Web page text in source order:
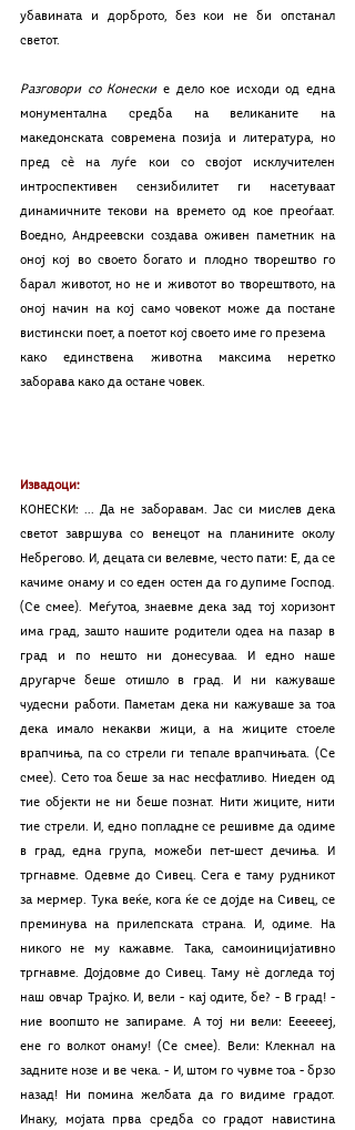
убавината и дорброто, без кои не би опстанал
светот.
Разговори со Конески е дело кое исходи од една
монументална средба на великаните на
македонската современа позија и литература, но
пред сѐ на луѓе кои со својот исклучителен
интроспективен сензибилитет ги насетуваат
динамичните текови на времето од кое преоѓаат.
Воедно, Андреевски создава оживен паметник на
оној кој во своето богато и плодно творештво го
барал животот, но не и животот во творештвото, на
оној начин на кој само човекот може да постане
вистински поет, а поетот кој своето име го презема
како единствена животна максима неретко
заборава како да остане човек.
Извадоци:
КОНЕСКИ: ... Да не заборавам. Јас си мислев дека
светот завршува со венецот на планините околу
Небрегово. И, децата си велевме, често пати: Е, да се
качиме онаму и со еден остен да го дупиме Господ.
(Се смее). Меѓутоа, знаевме дека зад тој хоризонт
има град, зашто нашите родители одеа на пазар в
град и по нешто ни донесуваа. И едно наше
другарче беше отишло в град. И ни кажуваше
чудесни работи. Паметам дека ни кажуваше за тоа
дека имало некакви жици, а на жиците стоеле
врапчиња, па со стрели ги тепале врапчињата. (Се
смее). Сето тоа беше за нас несфатливо. Ниеден од
тие објекти не ни беше познат. Нити жиците, нити
тие стрели. И, едно попладне се решивме да одиме
в град, една група, можеби пет-шест дечиња. И
тргнавме. Одевме до Сивец. Сега е таму рудникот
за мермер. Тука веќе, кога ќе се дојде на Сивец, се
преминува на прилепската страна. И, одиме. На
никого не му кажавме. Така, самоиницијативно
тргнавме. Дојдовме до Сивец. Таму нè догледа тој
наш овчар Трајко. И, вели - кај одите, бе? - В град! -
ние воопшто не запираме. А тој ни вели: Ееееееј,
ене го волкот онаму! (Се смее). Вели: Клекнал на
задните нозе и ве чека. - И, штом го чувме тоа - брзо
назад! Ни помина желбата да го видиме градот.
Инаку, мојата прва средба со градот навистина